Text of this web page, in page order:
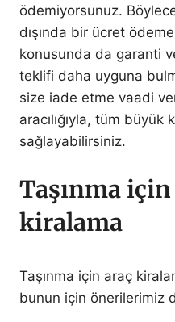
ödemiyorsunuz.
dışında bir ücret
konusunda da garanti
teklifi daha uyguna
size iade etme vaadi
aracılığıyla, tüm
sağlayabilirsiniz.
Taşınma
kiralama
Taşınma için araç
bunun için önerilerimiz